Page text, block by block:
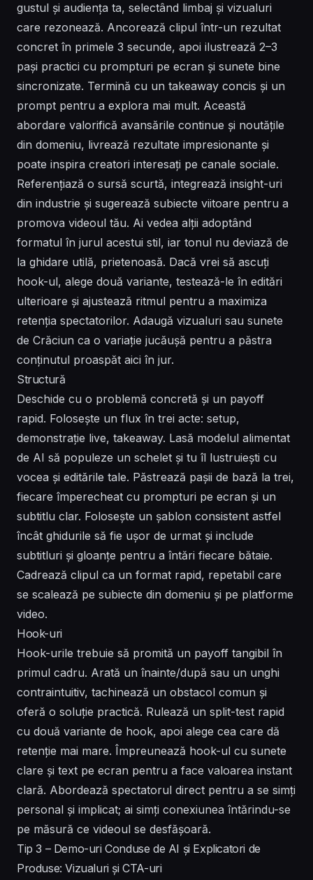
gustul și audiența ta, selectând limbaj și vizualuri
care rezonează. Ancorează clipul într-un rezultat
concret în primele 3 secunde, apoi ilustrează 2–3
pași practici cu prompturi pe ecran și sunete bine
sincronizate. Termină cu un takeaway concis și un
prompt pentru a explora mai mult. Această
abordare valorifică avansările continue și noutățile
din domeniu, livrează rezultate impresionante și
poate inspira creatori interesați pe canale sociale.
Referențiază o sursă scurtă, integrează insight-uri
din industrie și sugerează subiecte viitoare pentru a
promova videoul tău. Ai vedea alții adoptând
formatul în jurul acestui stil, iar tonul nu deviază de
la ghidare utilă, prietenoasă. Dacă vrei să ascuți
hook-ul, alege două variante, testează-le în editări
ulterioare și ajustează ritmul pentru a maximiza
retenția spectatorilor. Adaugă vizualuri sau sunete
de Crăciun ca o variație jucăușă pentru a păstra
conținutul proaspăt aici în jur.
Structură
Deschide cu o problemă concretă și un payoff
rapid. Folosește un flux în trei acte: setup,
demonstrație live, takeaway. Lasă modelul alimentat
de AI să populeze un schelet și tu îl lustruiești cu
vocea și editările tale. Păstrează pașii de bază la trei,
fiecare împerecheat cu prompturi pe ecran și un
subtitlu clar. Folosește un șablon consistent astfel
încât ghidurile să fie ușor de urmat și include
subtitluri și gloanțe pentru a întări fiecare bătaie.
Cadrează clipul ca un format rapid, repetabil care
se scalează pe subiecte din domeniu și pe platforme
video.
Hook-uri
Hook-urile trebuie să promită un payoff tangibil în
primul cadru. Arată un înainte/după sau un unghi
contraintuitiv, tachinează un obstacol comun și
oferă o soluție practică. Rulează un split-test rapid
cu două variante de hook, apoi alege cea care dă
retenție mai mare. Împreunează hook-ul cu sunete
clare și text pe ecran pentru a face valoarea instant
clară. Abordează spectatorul direct pentru a se simți
personal și implicat; ai simți conexiunea întărindu-se
pe măsură ce videoul se desfășoară.
Tip 3 – Demo-uri Conduse de AI și Explicatori de
Produse: Vizualuri și CTA-uri